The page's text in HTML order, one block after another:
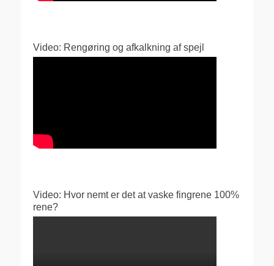
Video: Rengøring og afkalkning af spejl
Video: Hvor nemt er det at vaske fingrene 100%
rene?